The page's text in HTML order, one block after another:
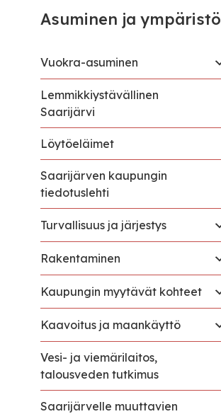
Asuminen ja ympäristö
Vuokra-asuminen
Lemmikkiystävällinen
Saarijärvi
Löytöeläimet
Saarijärven kaupungin
tiedotuslehti
Turvallisuus ja järjestys
Rakentaminen
Kaupungin myytävät kohteet
Kaavoitus ja maankäyttö
Vesi- ja viemärilaitos,
talousveden tutkimus
Saarijärvelle muuttavien